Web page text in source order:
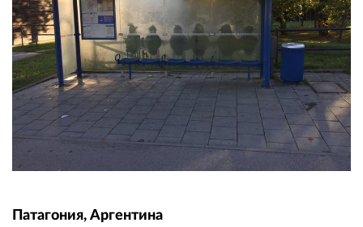
Патагония, Аргентина